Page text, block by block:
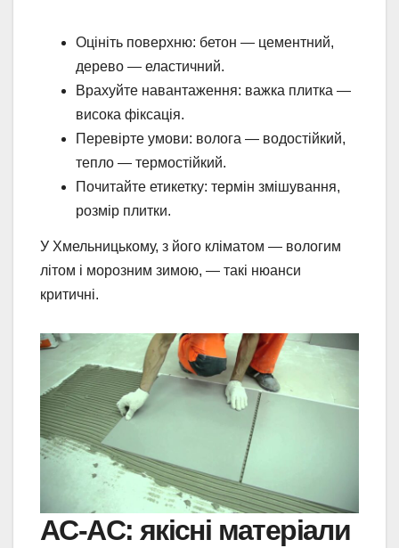
Оцініть поверхню: бетон — цементний,
дерево — еластичний.
Врахуйте навантаження: важка плитка —
висока фіксація.
Перевірте умови: волога — водостійкий,
тепло — термостійкий.
Почитайте етикетку: термін змішування,
розмір плитки.
У Хмельницькому, з його кліматом — вологим
літом і морозним зимою, — такі нюанси
критичні.
AC-AC: якісні матеріали